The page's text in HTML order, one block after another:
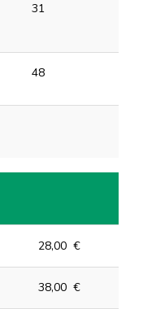
31
48
28,00 €
38,00 €